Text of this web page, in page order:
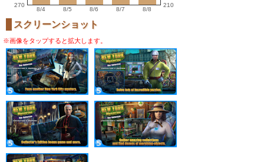
270
8/4 8/5 8/6 8/7 8/8
210
スクリーンショット
※画像をタップすると拡大します。